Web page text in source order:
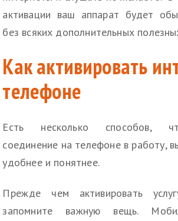
активации ваш аппарат будет
без всяких дополнительных
Как активировать
телефоне
Есть несколько способов,
соединение на телефоне в работу,
удобнее и понятнее.
Прежде чем активировать
запомните важную вещь.